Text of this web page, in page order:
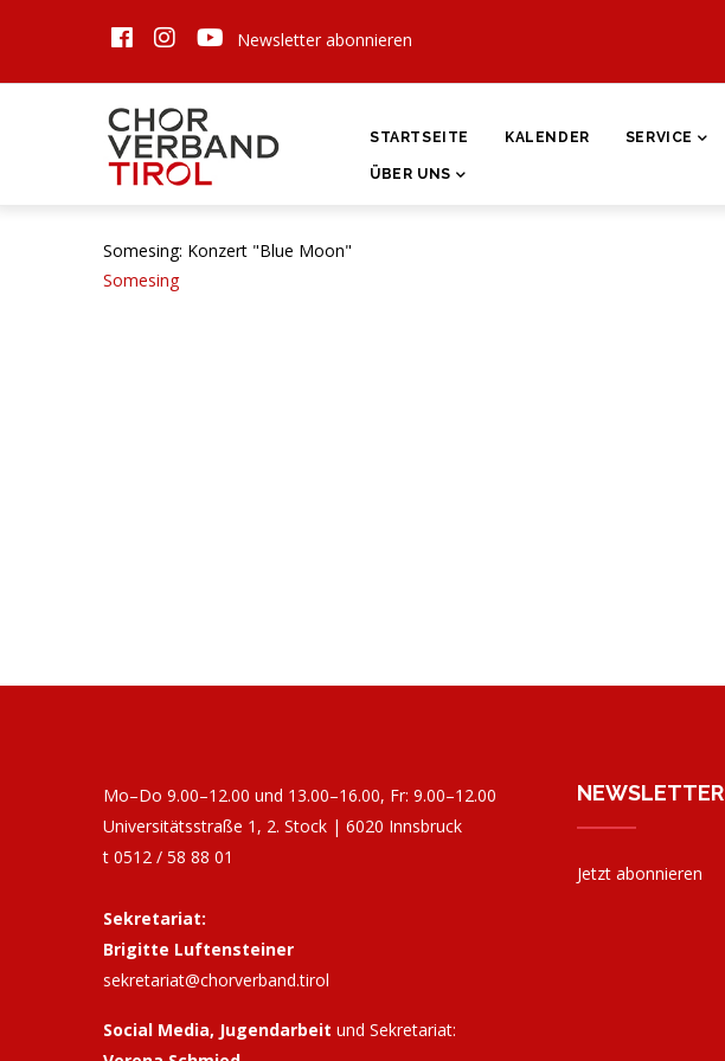
Newsletter abonnieren
HAUPTNAVIGATION
STARTSEITE KALENDER SERVICE
ÜBER UNS
Somesing: Konzert "Blue Moon"
Somesing
Mo–Do 9.00–12.00 und 13.00–16.00, Fr: 9.00–12.00
Universitätsstraße 1, 2. Stock | 6020 Innsbruck
t 0512 / 58 88 01
Sekretariat:
Brigitte Luftensteiner
sekretariat@chorverband.tirol
Social Media, Jugendarbeit und Sekretariat:
NEWSLETTER
Jetzt abonnieren